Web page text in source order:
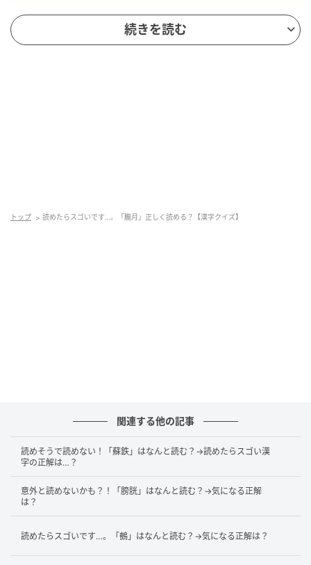
月の光が散乱し、月の輪郭がぼんやりとかすんで見え
る朧月夜ですが、東宮への入内が決まっているのに源
氏と密会し、源氏が須磨へ退く原因を作りました。
後々まで源氏の心をとらえ続ける、明るく優雅で魅力
的な女性として描かれています。
「源氏物語」は今の時代にも熱心なファンがいるほ
月を眺めながら、「源氏物語」の世界へ思いを馳せて
みるのはいかがでしょうか。
続きを読む
トップ 読めたらスゴいです…。「朧月」正しく読める？【漢字クイズ】
関連する他の記事
読めそうで読めない！「蘇鉄」はなんと読む？→読めたらスゴい漢
字の正解は…？
意外と読めないかも？！「膀胱」はなんと読む？→気になる正解
は？
読めたらスゴいです…。「鵺」はなんと読む？→気になる正解は？